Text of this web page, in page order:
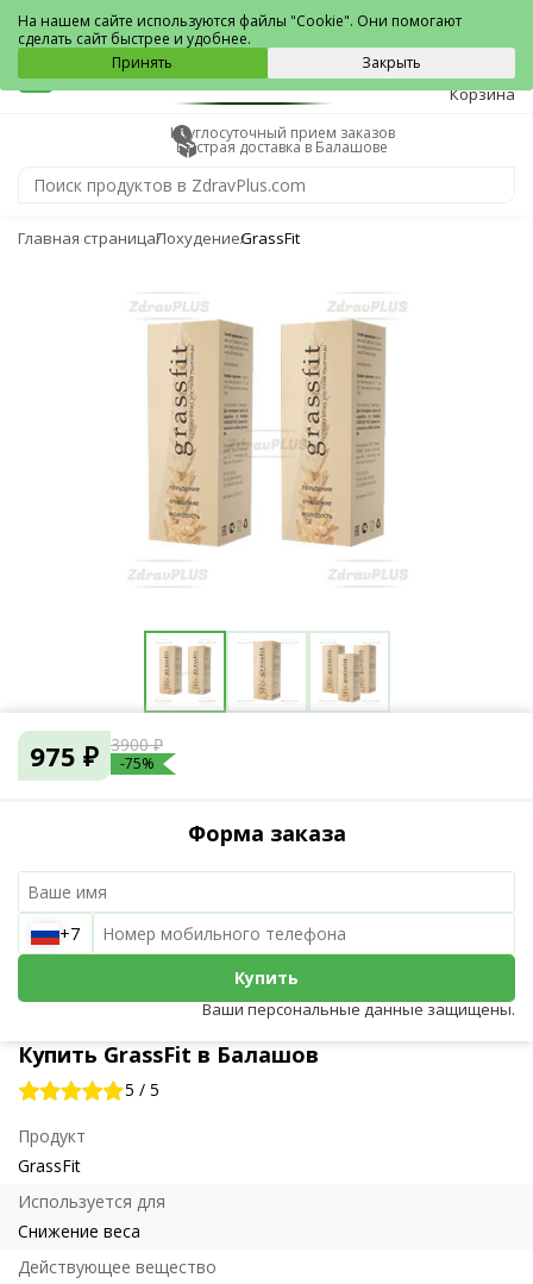
Балашов
0
Корзина
Круглосуточный прием заказов
Быстрая доставка в Балашове
Главная страницаПохудениеGrassFit
Купить GrassFit в Балашов
5 / 5
Продукт
GrassFit
Используется для
Снижение веса
Действующее вещество
975 ₽ 3900 ₽
-75%
Форма заказа
+7
Купить
Ваши персональные данные защищены.
На нашем сайте используются файлы "Cookie". Они помогают
сделать сайт быстрее и удобнее.
Принять
Закрыть